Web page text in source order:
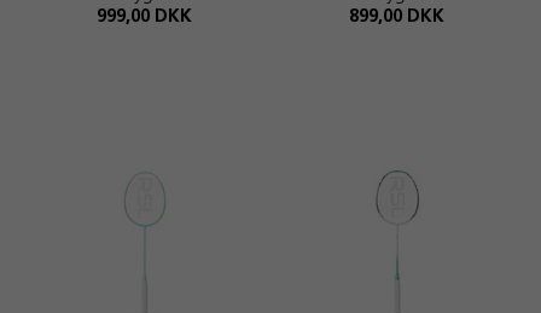
999,00 DKK 899,00 DKK